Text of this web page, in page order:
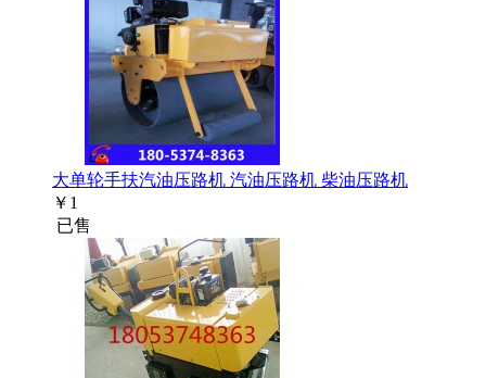
大单轮手扶汽油压路机 汽油压路机 柴油压路机
￥ 1
已售